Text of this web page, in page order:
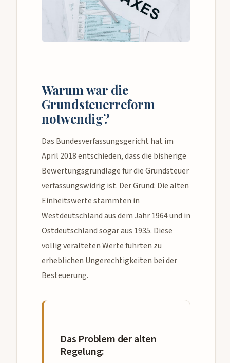
Warum war die
Grundsteuerreform
notwendig?
Das Bundesverfassungsgericht hat im
April 2018 entschieden, dass die bisherige
Bewertungsgrundlage für die Grundsteuer
verfassungswidrig ist. Der Grund: Die alten
Einheitswerte stammten in
Westdeutschland aus dem Jahr 1964 und in
Ostdeutschland sogar aus 1935. Diese
völlig veralteten Werte führten zu
erheblichen Ungerechtigkeiten bei der
Besteuerung.
Das Problem der alten
Regelung: